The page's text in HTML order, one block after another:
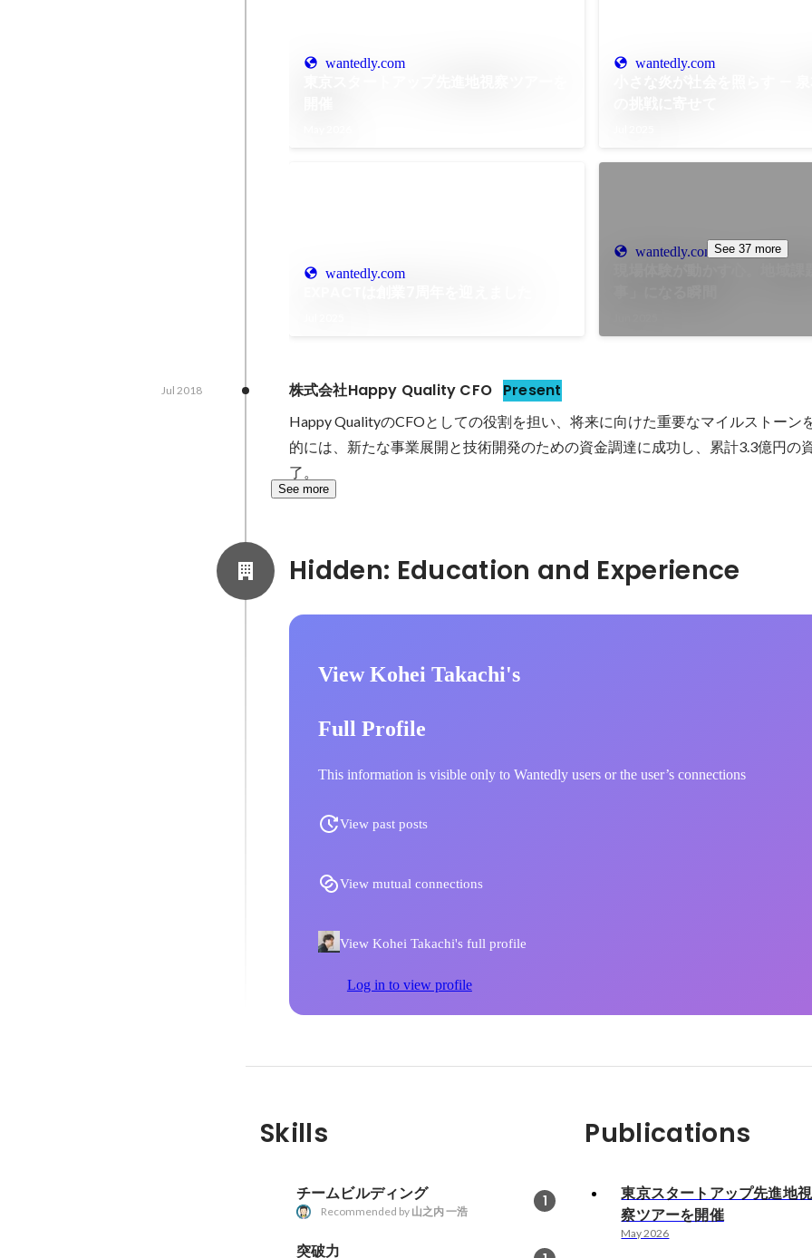
wantedly.com wantedly.com
wantedly.com
wantedly.comSee 37 more
株式会社Happy Quality CFO Present
Jul 2018
Happy QualityのCFOとしての役割を担い、将来に向けた重要なマイルストーン
的には、新たな事業展開と技術開発のための資金調達に成功し、累計3.3億円の
了。
See more
View Kohei Takachi's
Full Profile
This information is visible only to Wantedly users or the user’s connections
View past posts
View mutual connections
View Kohei Takachi's full profile
Log in to view profile
Skills
チームビルディング 1
Recommended by 山之内 一浩
突破力
Publications
東京スタートアップ先進地視
察ツアーを開催
May 2026